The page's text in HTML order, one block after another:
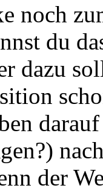
noch
du
dazu
der